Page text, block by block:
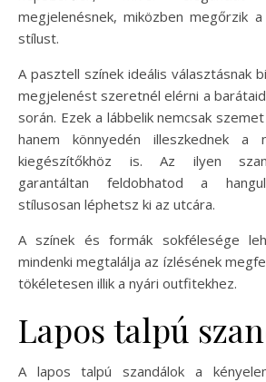
megjelenésnek, miközben megőrzik
stílust.
A pasztell színek ideális választásnak
megjelenést szeretnél elérni a
során. Ezek a lábbelik nemcsak
hanem könnyedén illeszkednek a
kiegészítőkhöz is. Az ilyen
garantáltan feldobhatod a
stílusosan léphetsz ki az utcára.
A színek és formák sokfélesége
mindenki megtalálja az ízlésének
tökéletesen illik a nyári outfitekhez.
Lapos talpú
A lapos talpú szandálok a